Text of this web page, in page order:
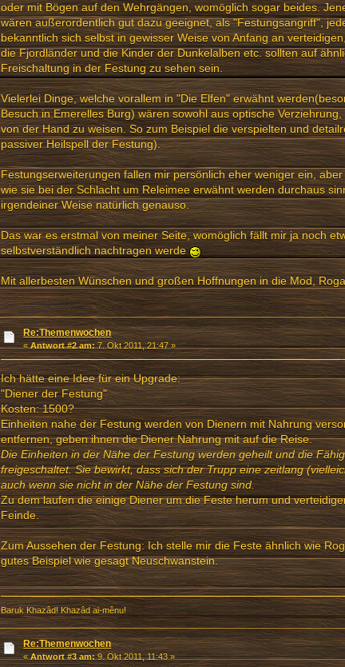
oder mit Bögen auf den Wehrgängen, womöglich sogar beides.
wären außerordentlich gut dazu geeignet, als "Festungsangriff",
bekanntlich sich selbst in gewisser Weise von Anfang an
die Fjordländer und die Kinder der Dunkelalben etc. sollten auf
Freischaltung in der Festung zu sehen sein.
Vielerlei Dinge, welche vorallem in "Die Elfen" erwähnt
Besuch in Emerelles Burg) wären sowohl aus optische
von der Hand zu weisen. So zum Beispiel die verspielten und
passiver Heilspell der Festung).
Festungserweiterungen fallen mir persönlich eher weniger ein,
wie sie bei der Schlacht um Releimee erwähnt werden durchaus
irgendeiner Weise natürlich genauso.
Das war es erstmal von meiner Seite, womöglich fällt mir ja noch
selbstverständlich nachtragen werde
Mit allerbesten Wünschen und großen Hoffnungen in die Mod,
Re:Themenwochen
«Antwort #2 am:7. Okt 2011, 21:47 »
Ich hätte eine Idee für ein Upgrade:
"Diener der Festung"
Kosten: 1500?
Einheiten nahe der Festung werden von Dienern mit Nahrung
entfernen, geben ihnen die Diener Nahrung mit auf die Reise.
Die Einheiten in der Nähe der Festung werden geheilt und die
freigeschaltet. Sie bewirkt, dass sich der Trupp eine zeitlang
auch wenn sie nicht in der Nähe der Festung sind.
Zu dem laufen die einige Diener um die Feste herum und
Feinde.
Zum Aussehen der Festung: Ich stelle mir die Feste ähnlich wie
gutes Beispiel wie gesagt Neuschwanstein.
Baruk Khazâd! Khazâd ai-mênu!
Re:Themenwochen
«Antwort #3 am:9. Okt 2011, 11:43 »